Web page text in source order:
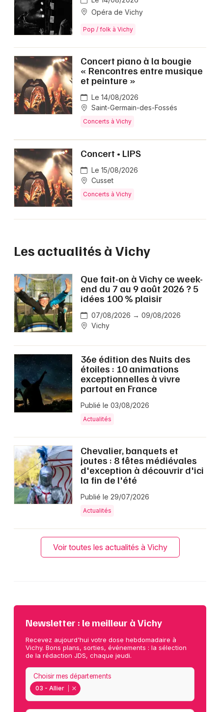
Opéra de Vichy
Pop / folk à Vichy
Concert piano à la bougie
« Rencontres entre musique
et peinture »
Le 14/08/2026
Saint-Germain-des-Fossés
Concerts à Vichy
Concert • LIPS
Le 15/08/2026
Cusset
Concerts à Vichy
Les actualités à Vichy
Que fait-on à Vichy ce week-
end du 7 au 9 août 2026 ? 5
idées 100 % plaisir
07/08/2026 → 09/08/2026
Vichy
36e édition des Nuits des
étoiles : 10 animations
exceptionnelles à vivre
partout en France
Publié le 03/08/2026
Actualités
Chevalier, banquets et
joutes : 8 fêtes médiévales
d'exception à découvrir d'ici
la fin de l'été
Publié le 29/07/2026
Actualités
Voir toutes les actualités à Vichy
Newsletter : le meilleur à Vichy
Recevez aujourd'hui votre dose hebdomadaire à
Vichy. Bons plans, sorties, événements : la sélection
de la rédaction JDS, chaque jeudi.
03 - Allier
Choisir mes départements